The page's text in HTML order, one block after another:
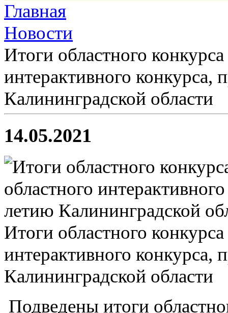
Главная
Новости
Итоги областного
интерактивного конкурса,
Калининградской области
14.05.2021
Итоги областного
интерактивного конкурса,
Калининградской области
Подведены итоги